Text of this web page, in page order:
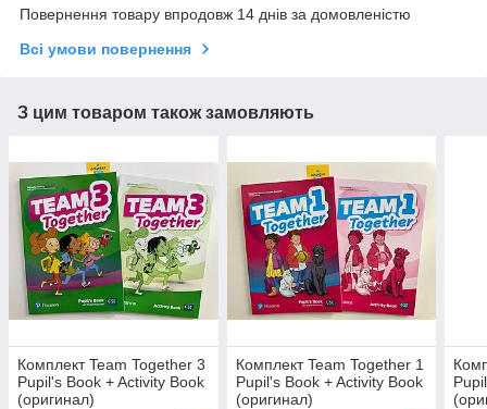
Повернення товару впродовж 14 днів за домовленістю
Всі умови повернення
З цим товаром також замовляють
Комплект Team Together 3
Pupil's Book + Activity Book
(оригинал)
Комплект Team Together 1
Pupil's Book + Activity Book
(оригинал)